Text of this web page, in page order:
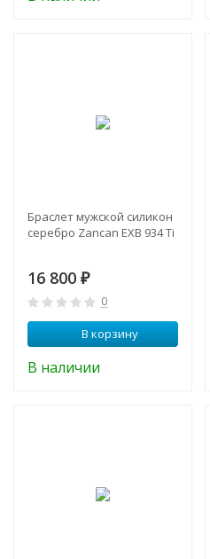
Браслет мужской силикон
серебро Zancan EXB 934 Ti
16 800 ₽
0
В корзину
В наличии